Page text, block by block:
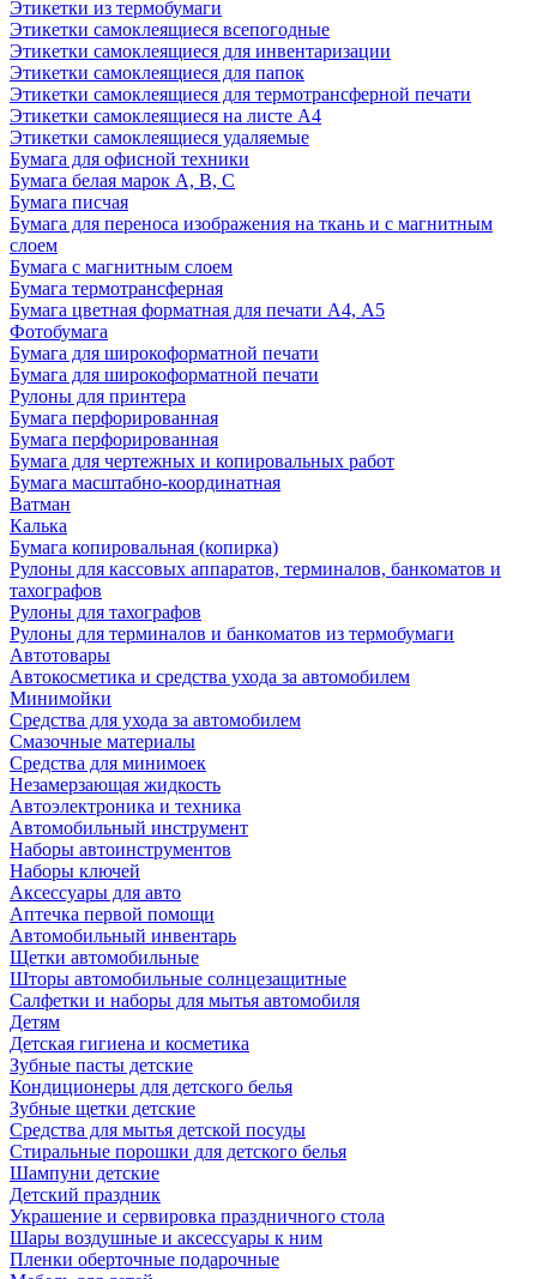
Этикетки из термобумаги
Этикетки самоклеящиеся всепогодные
Этикетки самоклеящиеся для инвентаризации
Этикетки самоклеящиеся для папок
Этикетки самоклеящиеся для термотрансферной печати
Этикетки самоклеящиеся на листе А4
Этикетки самоклеящиеся удаляемые
Бумага для офисной техники
Бумага белая марок А, В, С
Бумага писчая
Бумага для переноса изображения на ткань и с магнитным
слоем
Бумага с магнитным слоем
Бумага термотрансферная
Бумага цветная форматная для печати А4, А5
Фотобумага
Бумага для широкоформатной печати
Бумага для широкоформатной печати
Рулоны для принтера
Бумага перфорированная
Бумага перфорированная
Бумага для чертежных и копировальных работ
Бумага масштабно-координатная
Ватман
Калька
Бумага копировальная (копирка)
Рулоны для кассовых аппаратов, терминалов, банкоматов и
тахографов
Рулоны для тахографов
Рулоны для терминалов и банкоматов из термобумаги
Автотовары
Автокосметика и средства ухода за автомобилем
Минимойки
Средства для ухода за автомобилем
Смазочные материалы
Средства для минимоек
Незамерзающая жидкость
Автоэлектроника и техника
Автомобильный инструмент
Наборы автоинструментов
Наборы ключей
Аксессуары для авто
Аптечка первой помощи
Автомобильный инвентарь
Щетки автомобильные
Шторы автомобильные солнцезащитные
Салфетки и наборы для мытья автомобиля
Детям
Детская гигиена и косметика
Зубные пасты детские
Кондиционеры для детского белья
Зубные щетки детские
Средства для мытья детской посуды
Стиральные порошки для детского белья
Шампуни детские
Детский праздник
Украшение и сервировка праздничного стола
Шары воздушные и аксессуары к ним
Пленки оберточные подарочные